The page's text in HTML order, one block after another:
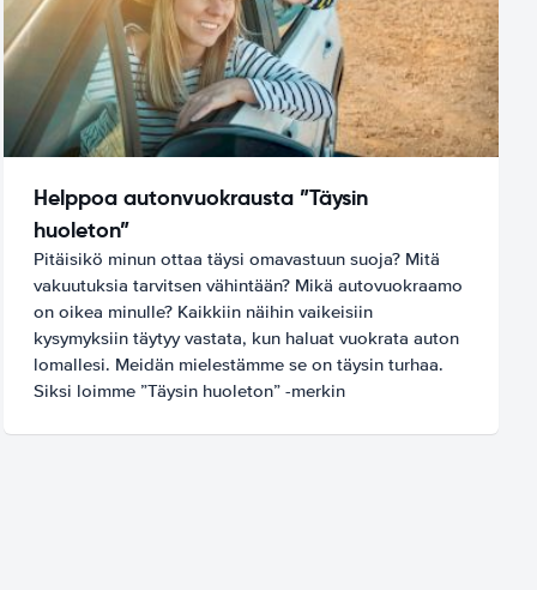
Helppoa autonvuokrausta ”Täysin
huoleton”
Pitäisikö minun ottaa täysi omavastuun suoja? Mitä
vakuutuksia tarvitsen vähintään? Mikä autovuokraamo
on oikea minulle? Kaikkiin näihin vaikeisiin
kysymyksiin täytyy vastata, kun haluat vuokrata auton
lomallesi. Meidän mielestämme se on täysin turhaa.
Siksi loimme ”Täysin huoleton” -merkin